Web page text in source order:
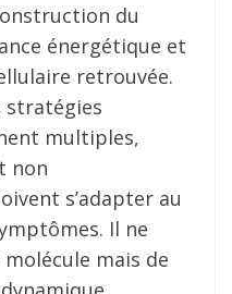
du
énergétique et
retrouvée.
stratégies
multiples,
non
s’adapter au
Il ne
mais de